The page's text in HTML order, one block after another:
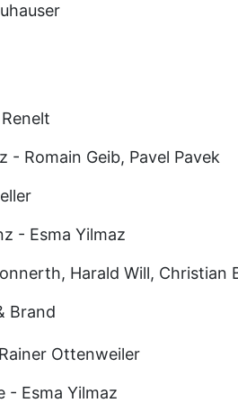
- Romain Geib, Pavel Pavek
- Esma Yilmaz
Harald Will, Christian
Brand
Ottenweiler
- Esma Yilmaz